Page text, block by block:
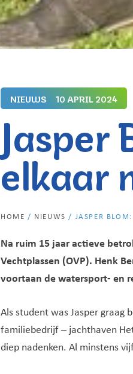
NIEUWS 10 APRIL 2024
Jasper
elkaar
HOME / NIEUWS / JASPER
Na ruim 15 jaar actieve
Vechtplassen (OVP). Henk
voortaan de watersport- en
Als student was Jasper graag
familiebedrijf – jachthaven
diep nadenken. Al minstens